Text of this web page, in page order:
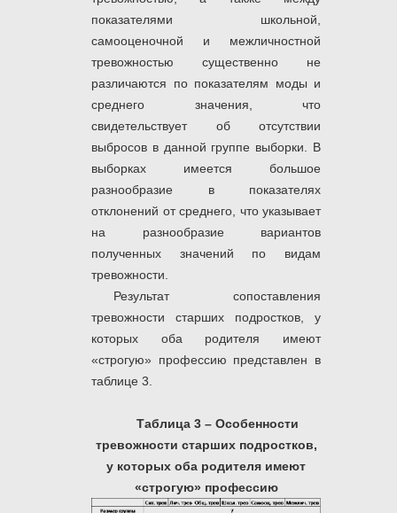
показателями школьной,
самооценочной и межличностной
тревожностью существенно не
различаются по показателям моды и
среднего значения, что
свидетельствует об отсутствии
выбросов в данной группе выборки. В
выборках имеется большое
разнообразие в показателях
отклонений от среднего, что указывает
на разнообразие вариантов
полученных значений по видам
тревожности.
Результат сопоставления
тревожности старших подростков, у
которых оба родителя имеют
«строгую» профессию представлен в
таблице 3.
Таблица 3 – Особенности
тревожности старших подростков,
у которых оба родителя имеют
«строгую» профессию